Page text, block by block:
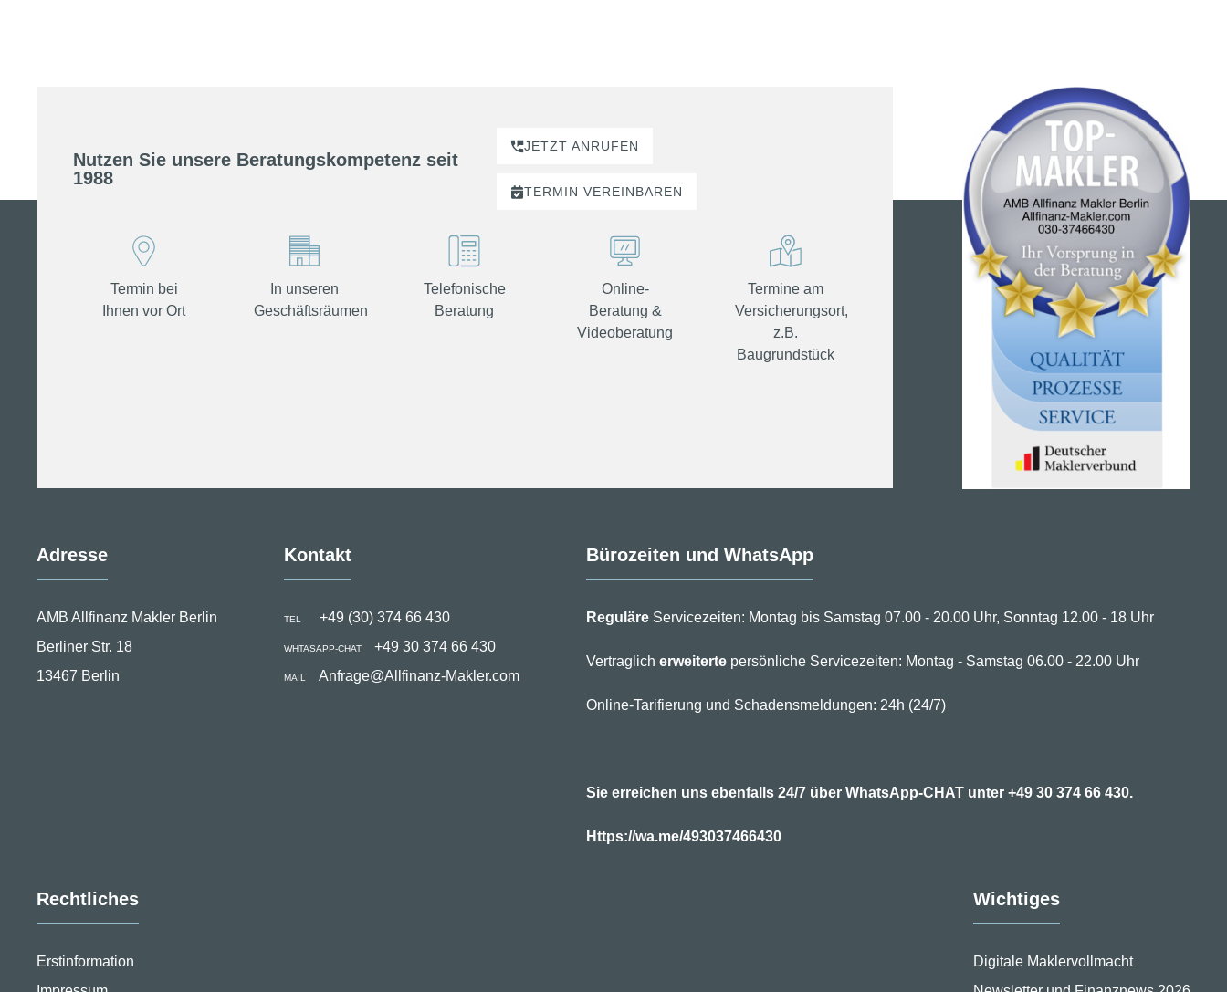
Nutzen Sie unsere Beratungskompetenz seit
1988
JETZT ANRUFEN
TERMIN VEREINBAREN
Termin bei
Ihnen vor Ort
In unseren
Geschäftsräumen
Telefonische
Beratung
Online-
Beratung &
Videoberatung
Termine am
Versicherungsort,
z.B.
Baugrundstück
Adresse
AMB Allfinanz Makler Berlin
Berliner Str. 18
13467 Berlin
Kontakt
TEL +49 (30) 374 66 430
WHTASAPP-CHAT +49 30 374 66 430
MAIL Anfrage@Allfinanz-Makler.com
Bürozeiten und WhatsApp
ReguläreServicezeiten: Montag bis Samstag 07.00 - 20.00 Uhr, Sonntag 12.00 - 18 Uhr
Vertraglich erweitertepersönliche Servicezeiten: Montag - Samstag 06.00 - 22.00 Uhr
Online-Tarifierung und Schadensmeldungen: 24h (24/7)
Sie erreichen uns ebenfalls 24/7 über WhatsApp-CHAT unter +49 30 374 66 430.
Https://wa.me/493037466430
Rechtliches
Erstinformation
Wichtiges
Digitale Maklervollmacht